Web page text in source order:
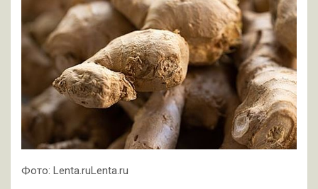
Фото: Lenta.ruLenta.ru